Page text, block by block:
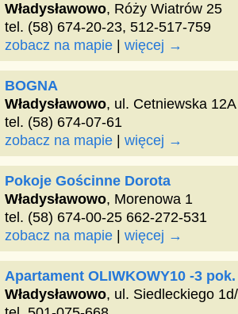
Władysławowo, Róży Wiatrów 25
tel. (58) 674-20-23, 512-517-759
zobacz na mapie| więcej →
BOGNA
Władysławowo, ul. Cetniewska 12A
tel. (58) 674-07-61
zobacz na mapie| więcej →
Pokoje Gościnne Dorota
Władysławowo, Morenowa 1
tel. (58) 674-00-25 662-272-531
zobacz na mapie| więcej →
Apartament OLIWKOWY10 -3 pok.
Władysławowo, ul. Siedleckiego